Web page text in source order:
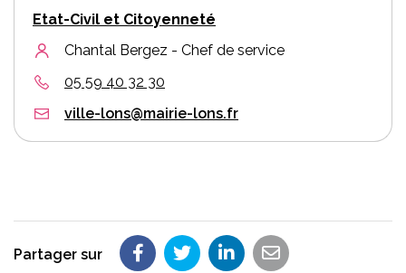
Etat-Civil et Citoyenneté
Chantal Bergez - Chef de service
05 59 40 32 30
ville-lons@mairie-lons.fr
Partager sur Partager sur Facebook
Partager sur Twitter
Partager sur LinkedIn
Partager par